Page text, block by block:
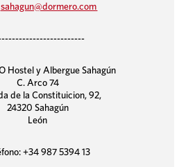
sahagun@dormero.com
Hostel y Albergue Sahagún
C. Arco 74
de la Constituicion, 92,
24320 Sahagún
León
+34 987 5394 13